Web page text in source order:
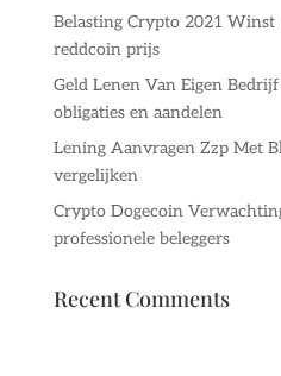
Belasting Crypto 2021 Winst
reddcoin prijs
Geld Lenen Van Eigen
obligaties en aandelen
Lening Aanvragen Zzp Met
vergelijken
Crypto Dogecoin
professionele beleggers
Recent Comments